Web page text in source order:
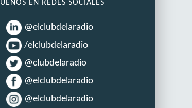
EN REDES SOCIALES
@elclubdelaradio
/elclubdelaradio
@clubdelaradio
@elclubdelaradio
@elclubdelaradio